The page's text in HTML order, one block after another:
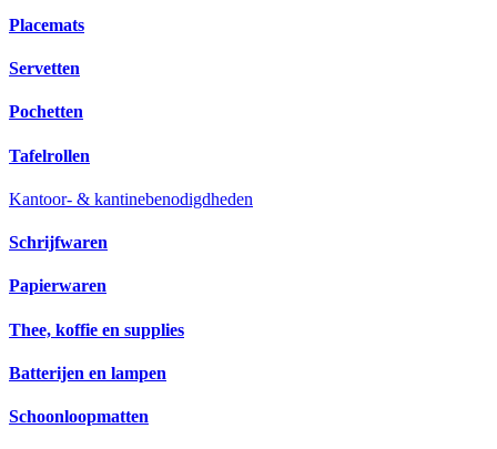
Placemats
Servetten
Pochetten
Tafelrollen
Kantoor- & kantinebenodigdheden
Schrijfwaren
Papierwaren
Thee, koffie en supplies
Batterijen en lampen
Schoonloopmatten